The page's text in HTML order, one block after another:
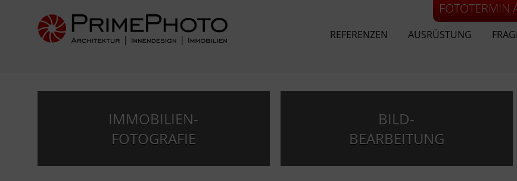
FOTOTERMIN
REFERENZEN AUSRÜSTUNG
IMMOBILIEN-
FOTOGRAFIE
BILD-
BEARBEITUNG